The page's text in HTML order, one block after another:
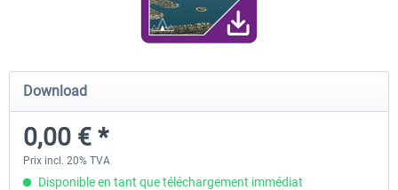
Drzewiecki Design - EPRA Radom
MSFS FREE
0,00 € *
Miami City XP FREE
Download
0,00 € *
Prix incl. 20% TVA
Disponible en tant que téléchargement immédiat